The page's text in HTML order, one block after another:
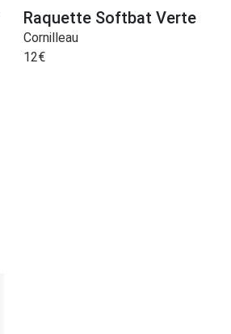
Raquette Softbat Verte
Cornilleau
12€